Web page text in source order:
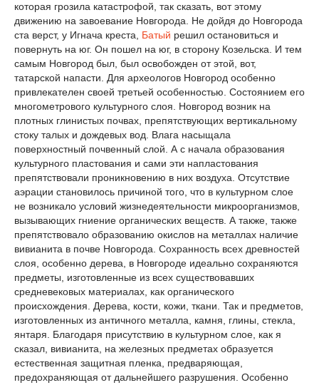
которая грозила катастрофой, так сказать, вот этому
движению на завоевание Новгорода. Не дойдя до Новгорода
ста верст, у Игнача креста, Батый решил остановиться и
повернуть на юг. Он пошел на юг, в сторону Козельска. И тем
самым Новгород был, был освобожден от этой, вот,
татарской напасти. Для археологов Новгород особенно
привлекателен своей третьей особенностью. Состоянием его
многометрового культурного слоя. Новгород возник на
плотных глинистых почвах, препятствующих вертикальному
стоку талых и дождевых вод. Влага насыщала
поверхностный почвенный слой. А с начала образования
культурного пластования и сами эти напластования
препятствовали проникновению в них воздуха. Отсутствие
аэрации становилось причиной того, что в культурном слое
не возникало условий жизнедеятельности микроорганизмов,
вызывающих гниение органических веществ. А также, также
препятствовало образованию окислов на металлах наличие
вивианита в почве Новгорода. Сохранность всех древностей
слоя, особенно дерева, в Новгороде идеально сохраняются
предметы, изготовленные из всех существовавших
средневековых материалах, как органического
происхождения. Дерева, кости, кожи, ткани. Так и предметов,
изготовленных из античного металла, камня, глины, стекла,
янтаря. Благодаря присутствию в культурном слое, как я
сказал, вивианита, на железных предметах образуется
естественная защитная пленка, предваряющая,
предохраняющая от дальнейшего разрушения. Особенно